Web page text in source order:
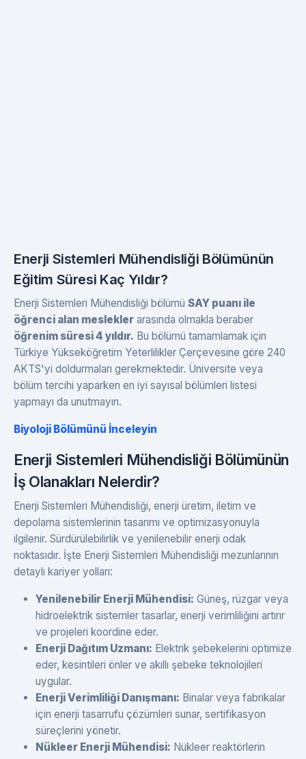
Enerji Sistemleri Mühendisliği Bölümünün
Eğitim Süresi Kaç Yıldır?
Enerji Sistemleri Mühendisliği bölümü SAY puanı ile
öğrenci alan meslekler arasında olmakla beraber
öğrenim süresi 4 yıldır. Bu bölümü tamamlamak için
Türkiye Yükseköğretim Yeterlilikler Çerçevesine göre 240
AKTS'yi doldurmaları gerekmektedir. Üniversite veya
bölüm tercihi yaparken en iyi sayısal bölümleri listesi
yapmayı da unutmayın.
Biyoloji Bölümünü İnceleyin
Enerji Sistemleri Mühendisliği Bölümünün
İş Olanakları Nelerdir?
Enerji Sistemleri Mühendisliği, enerji üretim, iletim ve
depolama sistemlerinin tasarımı ve optimizasyonuyla
ilgilenir. Sürdürülebilirlik ve yenilenebilir enerji odak
noktasıdır. İşte Enerji Sistemleri Mühendisliği mezunlarının
detaylı kariyer yolları:
Yenilenebilir Enerji Mühendisi: Güneş, rüzgar veya
hidroelektrik sistemler tasarlar, enerji verimliliğini artırır
ve projeleri koordine eder.
Enerji Dağıtım Uzmanı: Elektrik şebekelerini optimize
eder, kesintileri önler ve akıllı şebeke teknolojileri
uygular.
Enerji Verimliliği Danışmanı: Binalar veya fabrikalar
için enerji tasarrufu çözümleri sunar, sertifikasyon
süreçlerini yönetir.
Nükleer Enerji Mühendisi: Nükleer reaktörlerin